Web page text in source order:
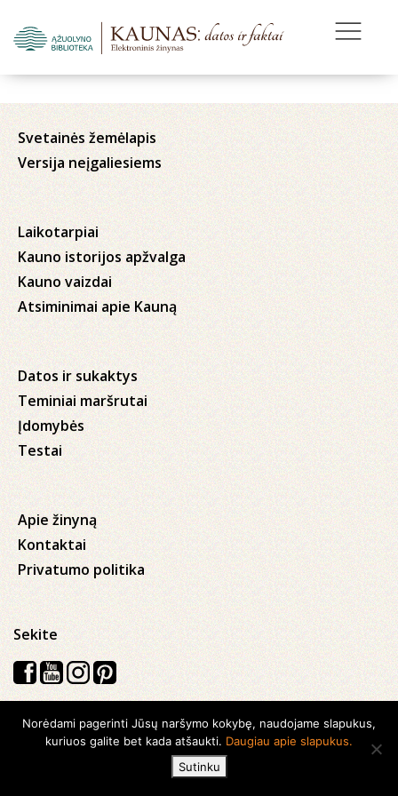
Svetainės žemėlapis
Versija neįgaliesiems
Laikotarpiai
Kauno istorijos apžvalga
Kauno vaizdai
Atsiminimai apie Kauną
Datos ir sukaktys
Teminiai maršrutai
Įdomybės
Testai
Apie žinyną
Kontaktai
Privatumo politika
Sekite
Visos teisės saugomos © 2026 Kauno apskrities viešoji Ąžuolyno
biblioteka
Norėdami pagerinti Jūsų naršymo kokybę, naudojame slapukus,
kuriuos galite bet kada atšaukti. Daugiau apie slapukus.
Sutinku